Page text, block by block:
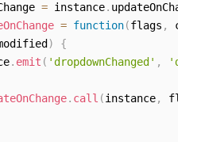
= instance.
= function(flags ,
)
{
. emit ( 'dropdownChanged' ,
. call (instance, flag